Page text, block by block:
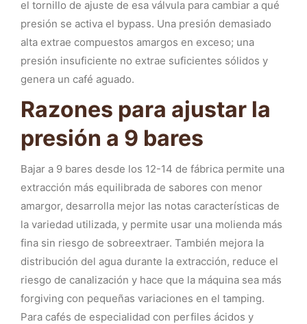
el tornillo de ajuste de esa válvula para cambiar a qué
presión se activa el bypass. Una presión demasiado
alta extrae compuestos amargos en exceso; una
presión insuficiente no extrae suficientes sólidos y
genera un café aguado.
Razones para ajustar la
presión a 9 bares
Bajar a 9 bares desde los 12-14 de fábrica permite una
extracción más equilibrada de sabores con menor
amargor, desarrolla mejor las notas características de
la variedad utilizada, y permite usar una molienda más
fina sin riesgo de sobreextraer. También mejora la
distribución del agua durante la extracción, reduce el
riesgo de canalización y hace que la máquina sea más
forgiving con pequeñas variaciones en el tamping.
Para cafés de especialidad con perfiles ácidos y